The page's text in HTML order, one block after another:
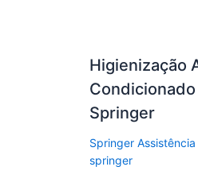
Higienização
Condicionado
Springer
Springer Assistência
springer